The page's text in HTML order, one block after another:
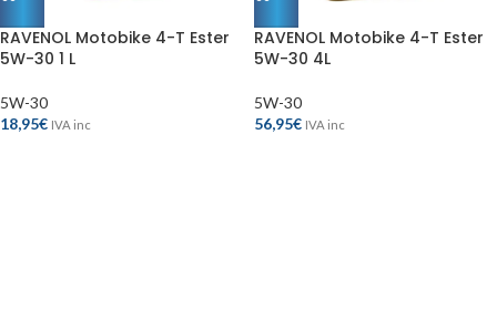
RAVENOL Motobike 4-T Ester
5W-30 1 L
5W-30
18,95€ IVA inc
RAVENOL Motobike 4-T Ester
5W-30 4L
5W-30
56,95€ IVA inc